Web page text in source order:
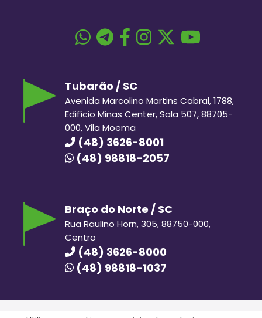
Tubarão / SC
Avenida Marcolino Martins Cabral, 1788,
Edifício Minas Center, Sala 507, 88705-
000, Vila Moema
(48) 3626-8001
(48) 98818-2057
Braço do Norte / SC
Rua Raulino Horn, 305, 88750-000,
Centro
(48) 3626-8000
(48) 98818-1037